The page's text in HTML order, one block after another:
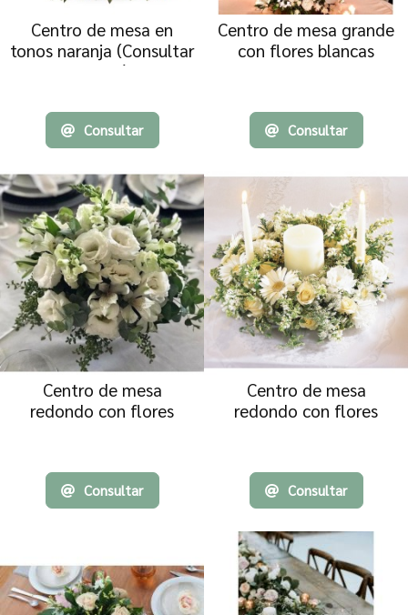
Centro de mesa en
tonos naranja (Consultar
precio)
Consultar
Centro de mesa grande
con flores blancas
Consultar
Centro de mesa
redondo con flores
Consultar
Centro de mesa
redondo con flores
Consultar